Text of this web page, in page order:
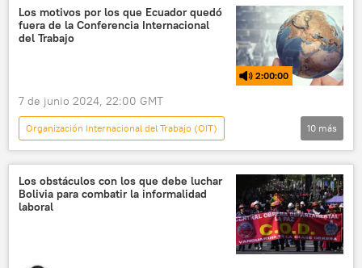
Guadi Calvo
República Democrática del Congo (RPC)
ONU
Los motivos por los que Ecuador quedó
fuera de la Conferencia Internacional
del Trabajo
2:00:00
7 de junio 2024, 22:00 GMT
Organización Internacional del Trabajo (OIT)
En órbita
Gabriel Boric
Daniel Noboa
Luis Arce
Chile
Ginebra
Ecuador
10 más
Los obstáculos con los que debe luchar
Bolivia para combatir la informalidad
laboral